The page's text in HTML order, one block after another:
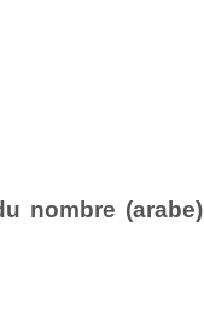
nombre (arabe)